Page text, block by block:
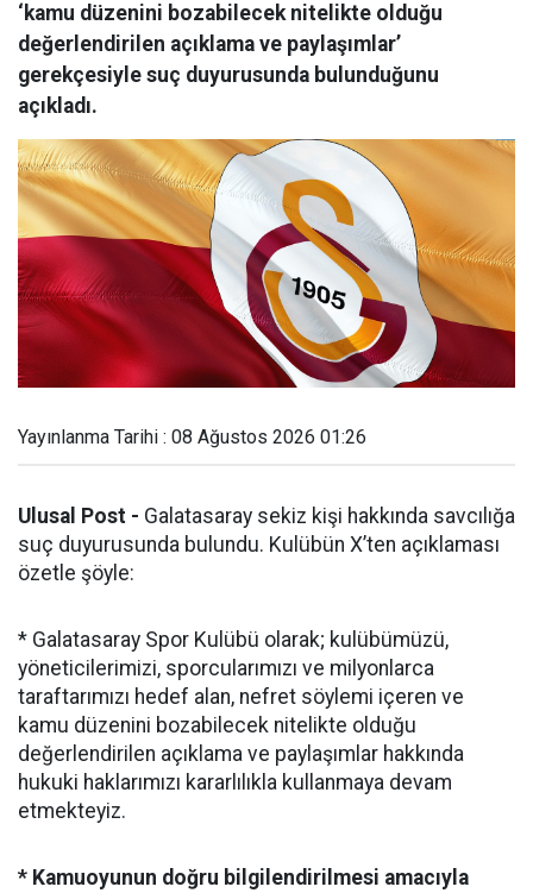
‘kamu düzenini bozabilecek nitelikte olduğu
değerlendirilen açıklama ve paylaşımlar’
gerekçesiyle suç duyurusunda bulunduğunu
açıkladı.
Yayınlanma Tarihi : 08 Ağustos 2026 01:26
Ulusal Post - Galatasaray sekiz kişi hakkında savcılığa
suç duyurusunda bulundu. Kulübün X’ten açıklaması
özetle şöyle:
* Galatasaray Spor Kulübü olarak; kulübümüzü,
yöneticilerimizi, sporcularımızı ve milyonlarca
taraftarımızı hedef alan, nefret söylemi içeren ve
kamu düzenini bozabilecek nitelikte olduğu
değerlendirilen açıklama ve paylaşımlar hakkında
hukuki haklarımızı kararlılıkla kullanmaya devam
etmekteyiz.
* Kamuoyunun doğru bilgilendirilmesi amacıyla